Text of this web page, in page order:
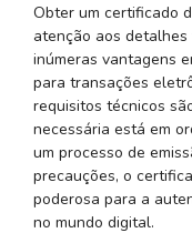
Obter um certificado
atenção aos
inúmeras vantagens
para transações
requisitos técnicos
necessária está em
um processo de
precauções, o
poderosa para a
no mundo digital.